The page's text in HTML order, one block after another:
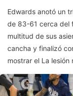
Edwards anotó un
de 83-61 cerca del
multitud de sus
cancha y finalizó
mostrar el La lesión